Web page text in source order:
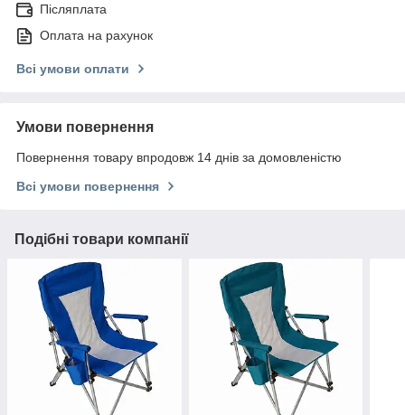
Післяплата
Оплата на рахунок
Всі умови оплати
Умови повернення
Повернення товару впродовж 14 днів за домовленістю
Всі умови повернення
Подібні товари компанії